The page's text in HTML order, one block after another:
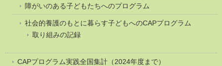
障がいのある子どもたちへのプログラム
社会的養護のもとに暮らす子どもへのCAPプログラム
取り組みの記録
CAPプログラム実践全国集計（2024年度まで）